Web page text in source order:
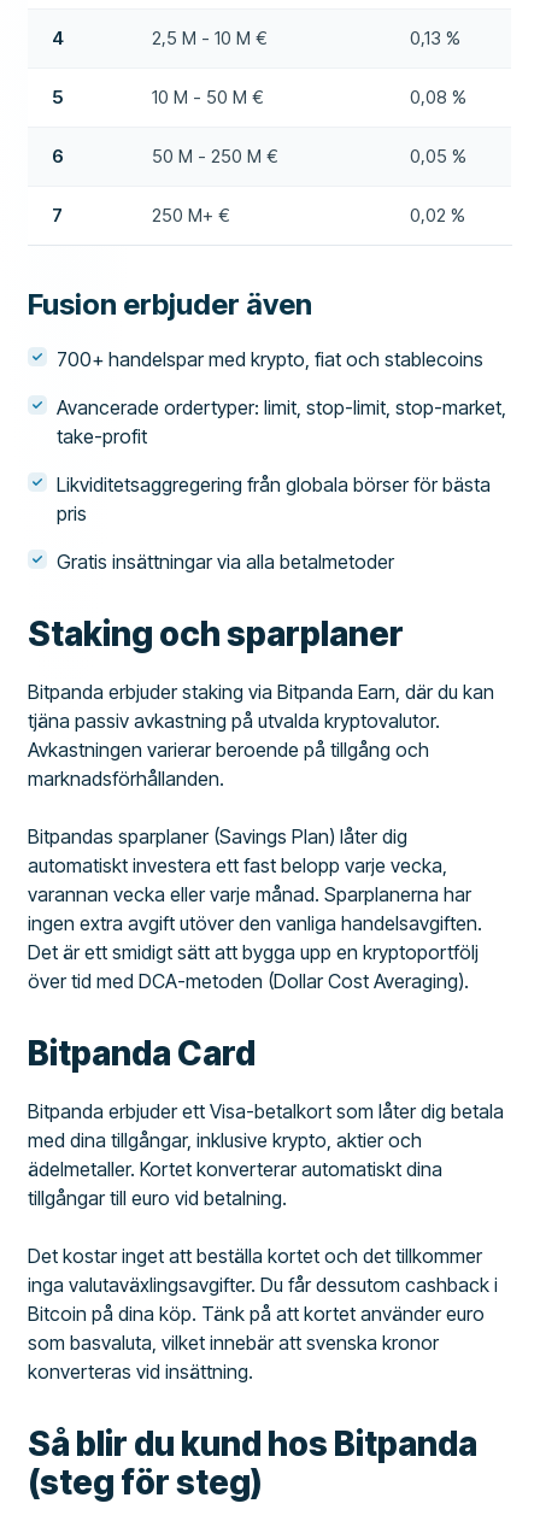
4 2,5 M - 10 M € 0,13 %
5 10 M - 50 M € 0,08 %
6 50 M - 250 M € 0,05 %
7 250 M+ € 0,02 %
Fusion erbjuder även
700+ handelspar med krypto, fiat och stablecoins
Avancerade ordertyper: limit, stop-limit, stop-market,
take-profit
Likviditetsaggregering från globala börser för bästa
pris
Gratis insättningar via alla betalmetoder
Staking och sparplaner
Bitpanda erbjuder staking via Bitpanda Earn, där du kan
tjäna passiv avkastning på utvalda kryptovalutor.
Avkastningen varierar beroende på tillgång och
marknadsförhållanden.
Bitpandas sparplaner (Savings Plan) låter dig
automatiskt investera ett fast belopp varje vecka,
varannan vecka eller varje månad. Sparplanerna har
ingen extra avgift utöver den vanliga handelsavgiften.
Det är ett smidigt sätt att bygga upp en kryptoportfölj
över tid med DCA-metoden (Dollar Cost Averaging).
Bitpanda Card
Bitpanda erbjuder ett Visa-betalkort som låter dig betala
med dina tillgångar, inklusive krypto, aktier och
ädelmetaller. Kortet konverterar automatiskt dina
tillgångar till euro vid betalning.
Det kostar inget att beställa kortet och det tillkommer
inga valutaväxlingsavgifter. Du får dessutom cashback i
Bitcoin på dina köp. Tänk på att kortet använder euro
som basvaluta, vilket innebär att svenska kronor
konverteras vid insättning.
Så blir du kund hos Bitpanda
(steg för steg)